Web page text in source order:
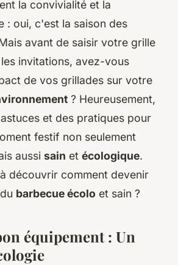
la convivialité et la
: oui, c'est la saison des
avant de saisir votre grille
invitations, avez-vous
de vos grillades sur votre
? Heureusement,
et des pratiques pour
festif non seulement
aussi sain et écologique.
découvrir comment devenir
barbecue écolo et sain ?
équipement : Un